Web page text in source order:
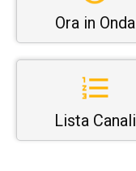
Ora in Onda
Lista Canali